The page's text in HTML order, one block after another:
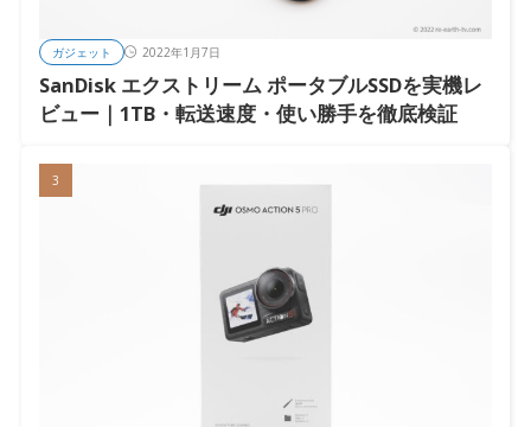
ガジェット 2022年1月7日
SanDisk エクストリーム ポータブルSSDを実機レ
ビュー｜1TB・転送速度・使い勝手を徹底検証